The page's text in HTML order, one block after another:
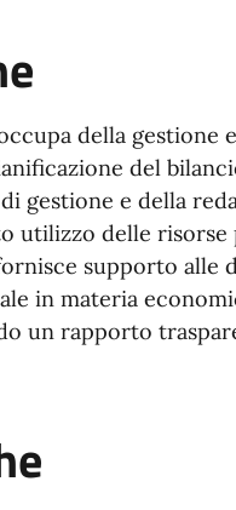
della
del
gestione e della
utilizzo delle
supporto alle
in materia
un rapporto